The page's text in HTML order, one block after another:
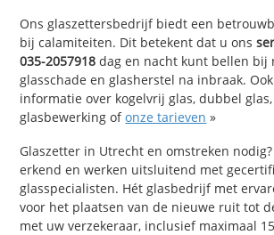
Ons glaszettersbedrijf biedt een
bij calamiteiten. Dit betekent dat u ons
035-2057918 dag en nacht kunt bellen bij
glasschade en glasherstel na inbraak.
informatie over kogelvrij glas, dubbel
glasbewerking ofonze tarieven »
Glaszetter in Utrecht en omstreken nodig?
erkend en werken uitsluitend met
glasspecialisten. Hét glasbedrijf met
voor het plaatsen van de nieuwe ruit tot
met uw verzekeraar, inclusief maximaal